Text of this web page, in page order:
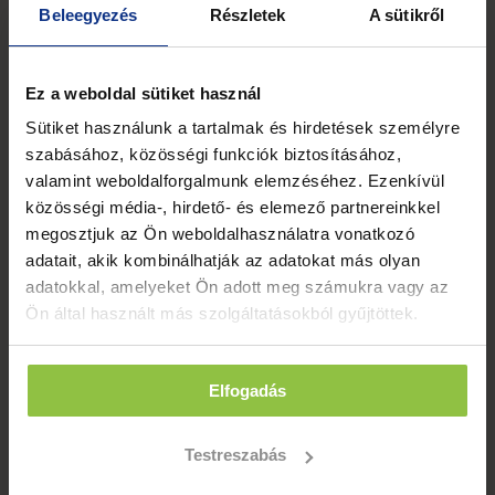
Beleegyezés Részletek A sütikről
Ez a weboldal sütiket használ
Sütiket használunk a tartalmak és hirdetések személyre
szabásához, közösségi funkciók biztosításához,
valamint weboldalforgalmunk elemzéséhez. Ezenkívül
közösségi média-, hirdető- és elemező partnereinkkel
megosztjuk az Ön weboldalhasználatra vonatkozó
adatait, akik kombinálhatják az adatokat más olyan
adatokkal, amelyeket Ön adott meg számukra vagy az
Ön által használt más szolgáltatásokból gyűjtöttek.
Elfogadás
Testreszabás
Kategóriák
Kövess minket!